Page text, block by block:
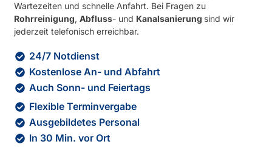
Wartezeiten und schnelle Anfahrt. Bei Fragen zu
Rohrreinigung,Abfluss- und Kanalsanierung sind wir
jederzeit telefonisch erreichbar.
24/7 Notdienst
Kostenlose An- und Abfahrt
Auch Sonn- und Feiertags
Flexible Terminvergabe
Ausgebildetes Personal
In 30 Min. vor Ort